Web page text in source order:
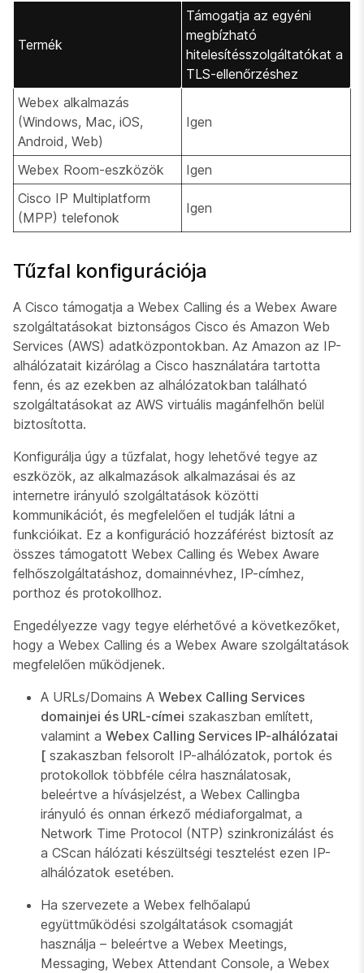
Termék
Támogatja az egyéni
megbízható
hitelesítésszolgáltatókat a
TLS-ellenőrzéshez
Webex alkalmazás
(Windows, Mac, iOS,
Android, Web)
Igen
Webex Room-eszközök
Igen
Cisco IP Multiplatform
(MPP) telefonok
Igen
Tűzfal konfigurációja
A Cisco támogatja a Webex Calling és a Webex Aware
szolgáltatásokat biztonságos Cisco és Amazon Web
Services (AWS) adatközpontokban. Az Amazon az IP-
alhálózatait kizárólag a Cisco használatára tartotta
fenn, és az ezekben az alhálózatokban található
szolgáltatásokat az AWS virtuális magánfelhőn belül
biztosította.
Konfigurálja úgy a tűzfalat, hogy lehetővé tegye az
eszközök, az alkalmazások alkalmazásai és az
internetre irányuló szolgáltatások közötti
kommunikációt, és megfelelően el tudják látni a
funkcióikat. Ez a konfiguráció hozzáférést biztosít az
összes támogatott Webex Calling és Webex Aware
felhőszolgáltatáshoz, domainnévhez, IP-címhez,
porthoz és protokollhoz.
Engedélyezze vagy tegye elérhetővé a következőket,
hogy a Webex Calling és a Webex Aware szolgáltatások
megfelelően működjenek.
A URLs/Domains A Webex Calling Services
domainjei és URL-címei szakaszban említett,
valamint a Webex Calling Services IP-alhálózatai
[ szakaszban felsorolt IP-alhálózatok, portok és
protokollok többféle célra használatosak,
beleértve a hívásjelzést, a Webex Callingba
irányuló és onnan érkező médiaforgalmat, a
Network Time Protocol (NTP) szinkronizálást és
a CScan hálózati készültségi tesztelést ezen IP-
alhálózatok esetében.
Ha szervezete a Webex felhőalapú
együttműködési szolgáltatások csomagját
használja – beleértve a Webex Meetings,
Messaging, Webex Attendant Console, a Webex